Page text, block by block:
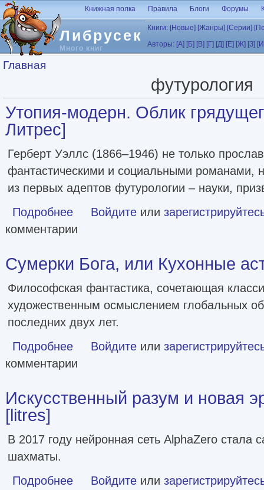
Перейти к основному содержанию
Либрусек
Много книг
Книжная полка Правила Блоги Форумы
Книги: [Новые] [Жанры] [Серии]
Авторы: [А] [Б] [В] [Г] [Д] [Е] [Ж] [З]
Вы здесь
Главная
футурология
Утопия-модерн. Облик
Литрес]
Герберт Уэллс (1866–1946) не только
фантастическими и социальными романами,
из первых адептов футурологии – науки,
Подробнее о Утопия-модерн. Облик грядущего [сборник Литрес]
Войдите или
комментарии
Сумерки Бога, или Кухонные
Философская фантастика, сочетающая
художественным осмыслением глобальных
последних двух лет.
Подробнее о Сумерки Бога, или Кухонные астронавты
Войдите или
комментарии
Искусственный разум и новая
[litres]
В 2017 году нейронная сеть AlphaZero
шахматы.
Подробнее о Искусственный разум и новая эра человечества [litres]
Войдите или